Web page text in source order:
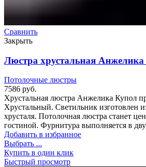
Сравнить
Закрыть
Люстра хрустальная
Потолочные люстры
7586 руб.
Хрустальная люстра Анжелика Купол
Хрустальный. Светильник изготовлен
хрусталя. Потолочная люстра станет
гостиной. Фурнитура выполняется в
Добавить в избранное
Выбрать ...
Купить в один клик
Быстрый просмотр